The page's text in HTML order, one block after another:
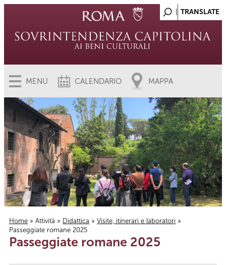
MENU CALENDARIO MAPPA
Tu sei qui
Home » Attività » Didattica » Visite, itinerari e laboratori »
Passeggiate romane 2025
Passeggiate romane 2025